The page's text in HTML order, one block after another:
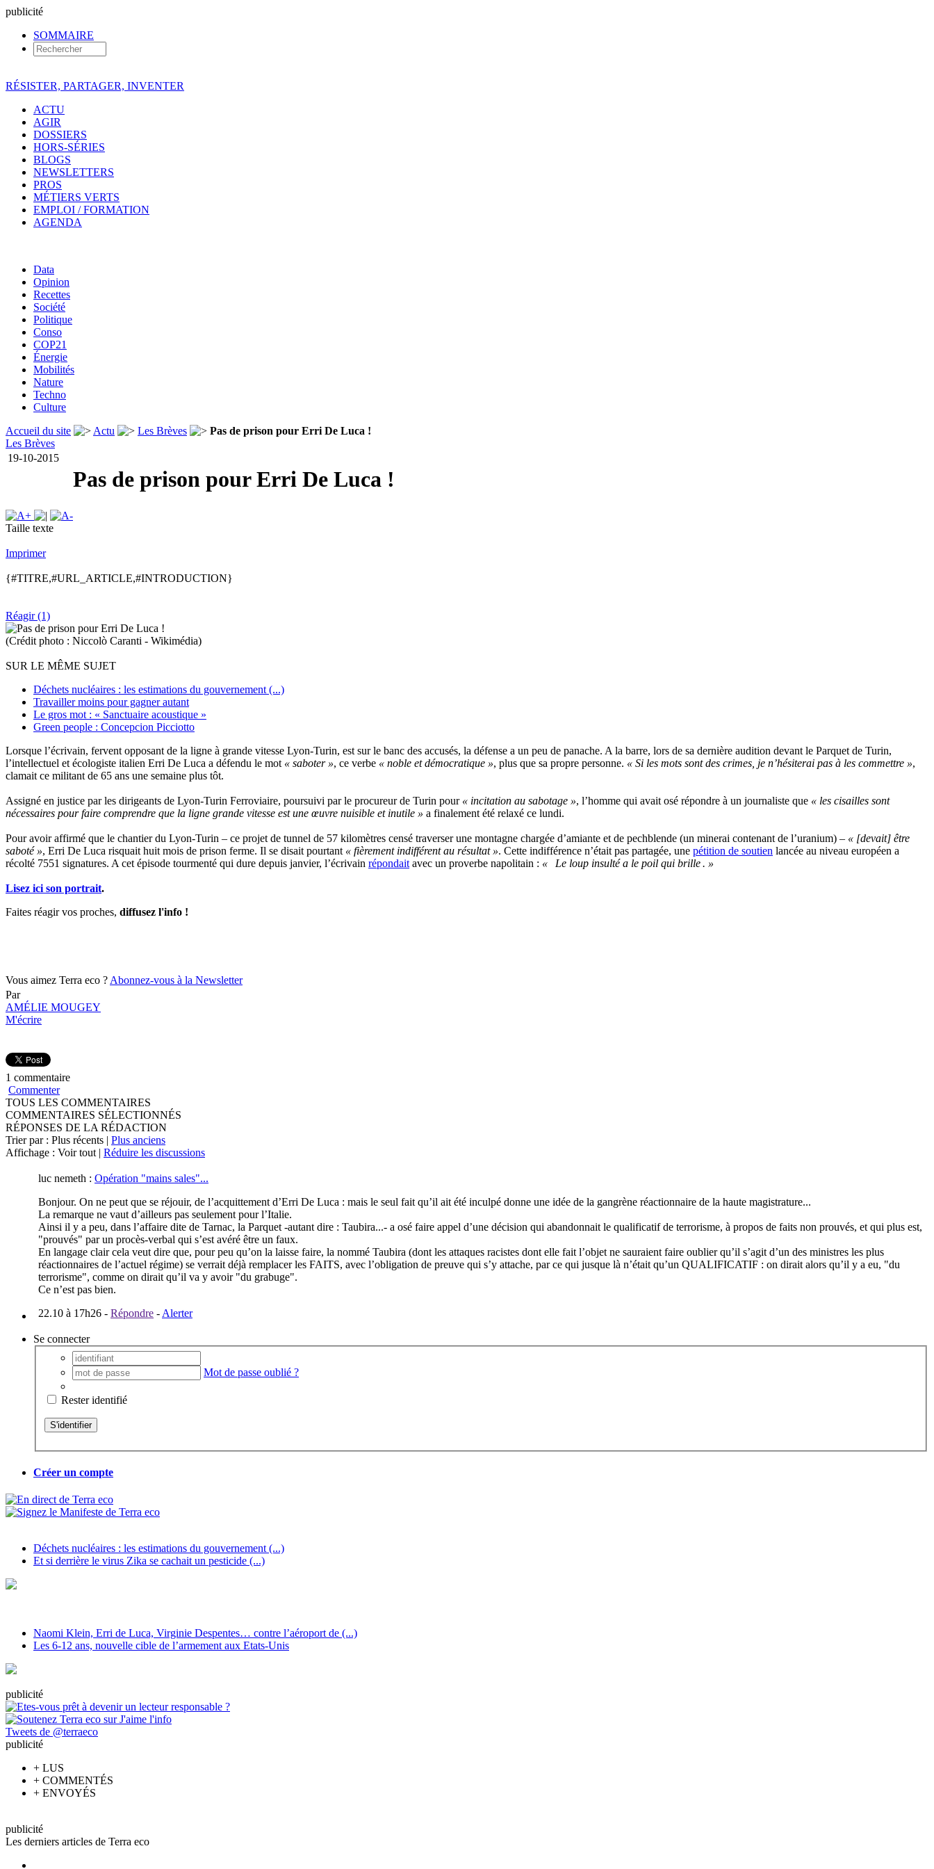
publicité
SOMMAIRE
RÉSISTER, PARTAGER, INVENTER
ACTU
AGIR
DOSSIERS
HORS-SÉRIES
BLOGS
NEWSLETTERS
PROS
MÉTIERS VERTS
EMPLOI / FORMATION
AGENDA
Data
Opinion
Recettes
Société
Politique
Conso
COP21
Énergie
Mobilités
Nature
Techno
Culture
Accueil du site
Actu Les Brèves
Pas de prison pour Erri De Luca !
Les Brèves
19-10-2015
Pas de prison pour Erri De Luca !
Taille texte
Imprimer
{#TITRE,#URL_ARTICLE,#INTRODUCTION}
Réagir (1)
(Crédit photo : Niccolò Caranti - Wikimédia)
SUR LE MÊME SUJET
Déchets nucléaires : les estimations du gouvernement (...)
Travailler moins pour gagner autant
Le gros mot : « Sanctuaire acoustique »
Green people : Concepcion Picciotto
Lorsque l’écrivain, fervent opposant de la ligne à grande vitesse Lyon-Turin, est sur le banc des accusés, la défense a un peu de panache. A la barre, lors de sa dernière audition devant le Parquet de Turin,
l’intellectuel et écologiste italien Erri De Luca a défendu le mot « saboter », ce verbe « noble et démocratique », plus que sa propre personne. « Si les mots sont des crimes, je n’hésiterai pas à les commettre »,
clamait ce militant de 65 ans une semaine plus tôt.
Assigné en justice par les dirigeants de Lyon-Turin Ferroviaire, poursuivi par le procureur de Turin pour « incitation au sabotage », l’homme qui avait osé répondre à un journaliste que « les cisailles sont
nécessaires pour faire comprendre que la ligne grande vitesse est une œuvre nuisible et inutile » a finalement été relaxé ce lundi.
Pour avoir affirmé que le chantier du Lyon-Turin – ce projet de tunnel de 57 kilomètres censé traverser une montagne chargée d’amiante et de pechblende (un minerai contenant de l’uranium) – « [devait] être
saboté », Erri De Luca risquait huit mois de prison ferme. Il se disait pourtant « fièrement indifférent au résultat ». Cette indifférence n’était pas partagée, une pétition de soutien lancée au niveau européen a
récolté 7551 signatures. A cet épisode tourmenté qui dure depuis janvier, l’écrivain répondait avec un proverbe napolitain : « Le loup insulté a le poil qui brille . »
Lisez ici son portrait.
Faites réagir vos proches, diffusez l'info !
Vous aimez Terra eco ? Abonnez-vous à la Newsletter
Par
AMÉLIE MOUGEY
M'écrire
1 commentaire
Commenter
TOUS LES COMMENTAIRES
COMMENTAIRES SÉLECTIONNÉS
RÉPONSES DE LA RÉDACTION
Trier par : Plus récents | Plus anciens
Affichage : Voir tout | Réduire les discussions
luc nemeth : Opération "mains sales"...
Bonjour. On ne peut que se réjouir, de l’acquittement d’Erri De Luca : mais le seul fait qu’il ait été inculpé donne une idée de la gangrène réactionnaire de la haute magistrature...
La remarque ne vaut d’ailleurs pas seulement pour l’Italie.
Ainsi il y a peu, dans l’affaire dite de Tarnac, la Parquet -autant dire : Taubira...- a osé faire appel d’une décision qui abandonnait le qualificatif de terrorisme, à propos de faits non prouvés, et qui plus est,
"prouvés" par un procès-verbal qui s’est avéré être un faux.
En langage clair cela veut dire que, pour peu qu’on la laisse faire, la nommé Taubira (dont les attaques racistes dont elle fait l’objet ne sauraient faire oublier qu’il s’agit d’un des ministres les plus
réactionnaires de l’actuel régime) se verrait déjà remplacer les FAITS, avec l’obligation de preuve qui s’y attache, par ce qui jusque là n’était qu’un QUALIFICATIF : on dirait alors qu’il y a eu, "du
terrorisme", comme on dirait qu’il va y avoir "du grabuge".
Ce n’est pas bien.
22.10 à 17h26 - Répondre - Alerter
Se connecter
Mot de passe oublié ?
Rester identifié
Créer un compte
Déchets nucléaires : les estimations du gouvernement (...)
Et si derrière le virus Zika se cachait un pesticide (...)
Naomi Klein, Erri de Luca, Virginie Despentes… contre l’aéroport de (...)
Les 6-12 ans, nouvelle cible de l’armement aux Etats-Unis
publicité
Tweets de @terraeco
publicité
+ LUS
+ COMMENTÉS
+ ENVOYÉS
publicité
Les derniers articles de Terra eco